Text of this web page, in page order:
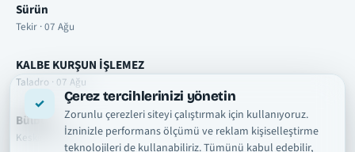
Çerez tercihlerinizi yönetin
Zorunlu çerezleri siteyi çalıştırmak için kullanıyoruz.
İzninizle performans ölçümü ve reklam kişiselleştirme
teknolojileri de kullanabiliriz. Tümünü kabul edebilir,
Sürün
Tekir · 07 Ağu
KALBE KURŞUN İŞLEMEZ
Taladro · 07 Ağu
Bülbül
Keskin · 07 Ağu